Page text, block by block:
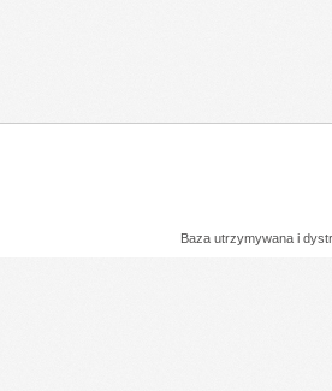
Baza utrzymywana i